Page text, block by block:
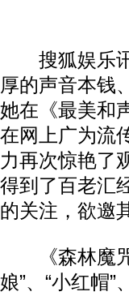
搜狐娱乐讯
厚的声音本钱
她在《最美和
在网上广为流
力再次惊艳了
得到了百老汇
的关注，欲邀
《森林魔咒
娘”、“小红帽